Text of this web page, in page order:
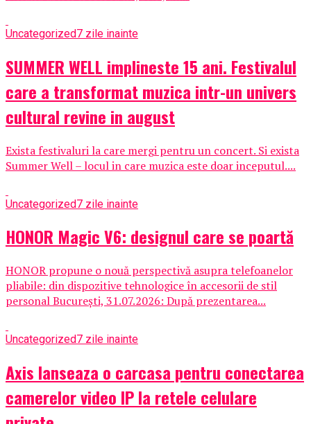
Uncategorized7 zile inainte
SUMMER WELL implineste 15 ani. Festivalul
care a transformat muzica intr-un univers
cultural revine in august
Exista festivaluri la care mergi pentru un concert. Si exista
Summer Well – locul in care muzica este doar inceputul....
Uncategorized7 zile inainte
HONOR Magic V6: designul care se poartă
HONOR propune o nouă perspectivă asupra telefoanelor
pliabile: din dispozitive tehnologice în accesorii de stil
personal București, 31.07.2026: După prezentarea...
Uncategorized7 zile inainte
Axis lanseaza o carcasa pentru conectarea
camerelor video IP la retele celulare